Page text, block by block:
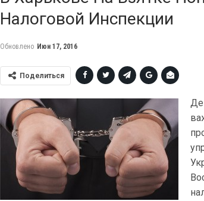
Налоговой Инспекции
Обновлено Июн 17, 2016
Поделиться